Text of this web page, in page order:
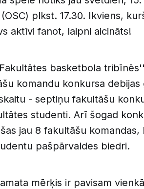
plkst. 17.30. Ikviens,
aktīvi fanot, laipni aicināts!
basketbola
komandu konkursa
- septiņu fakultāšu
studenti. Arī šogad
jau 8 fakultāšu
pašpārvaldes biedri.
mērķis ir pavisam